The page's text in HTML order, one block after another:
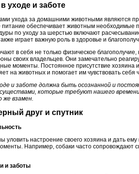
в уходе и заботе
ухода за домашними животными являются
обеспечивает животным необходимые
по уходу за шерстью включают
играет важную роль в здоровье и
в себя не только физическое
своих владельцев. Они замечательно
моменты. Постоянное присутствие
на животных и помогает им чувствовать себя
и заботе должна быть осознанной и
которые требуют нашего
же взамен.
друг и спутник
уловить настроение своего хозяина и дать
Например, собаки часто сопровождают
и заботы